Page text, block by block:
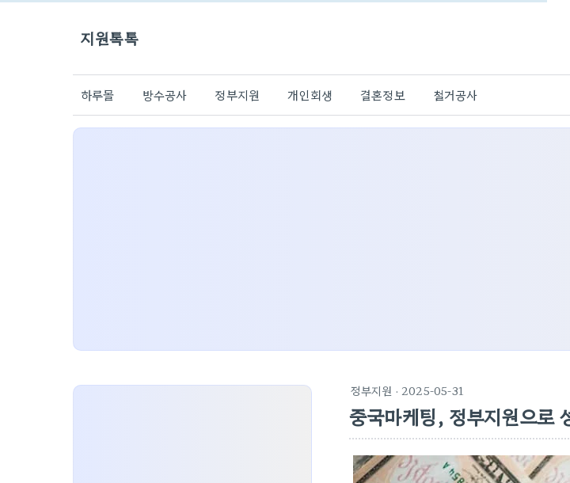
지원톡톡
하루몰 방수공사 정부지원 개인회생 결혼정보 철거공사
정부지원 · 2025-05-31
중국마케팅, 정부지원으로